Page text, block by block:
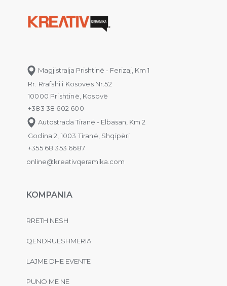
Magjistralja Prishtinë - Ferizaj, Km 1
Rr. Rrafshi i Kosovës Nr.52
10000 Prishtinë, Kosovë
+383 38 602 600
Autostrada Tiranë - Elbasan, Km 2
Godina 2, 1003 Tiranë, Shqipëri
+355 68 353 6687
online@kreativqeramika.com
KOMPANIA
RRETH NESH
QËNDRUESHMËRIA
LAJME DHE EVENTE
PUNO ME NE